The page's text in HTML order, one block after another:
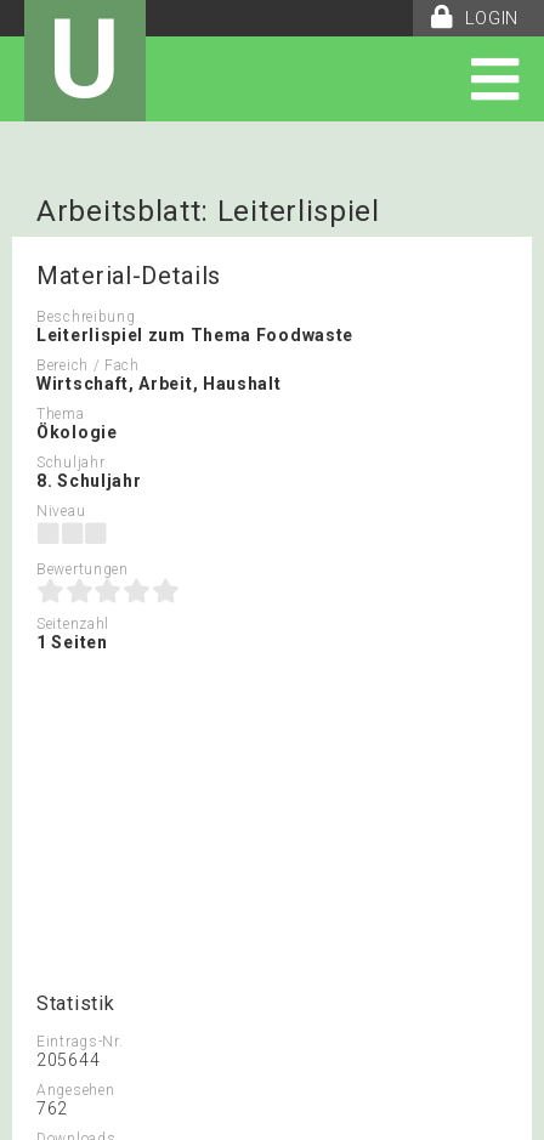
LOGIN
U
Arbeitsblatt: Leiterlispiel
Foodwaste
Material-Details
Beschreibung
Leiterlispiel zum Thema Foodwaste
Bereich / Fach
Wirtschaft, Arbeit, Haushalt
Thema
Ökologie
Schuljahr
8. Schuljahr
Niveau
Bewertungen
Seitenzahl
1 Seiten
Statistik
Eintrags-Nr.
205644
Angesehen
762